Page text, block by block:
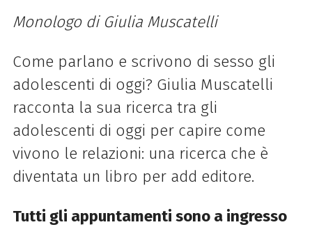
Monologo di Giulia Muscatelli
Come parlano e scrivono di sesso gli
adolescenti di oggi? Giulia Muscatelli
racconta la sua ricerca tra gli
adolescenti di oggi per capire come
vivono le relazioni: una ricerca che è
diventata un libro per add editore.
Tutti gli appuntamenti sono a ingresso